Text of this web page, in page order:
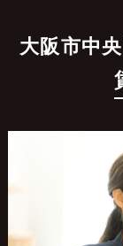
大阪市中